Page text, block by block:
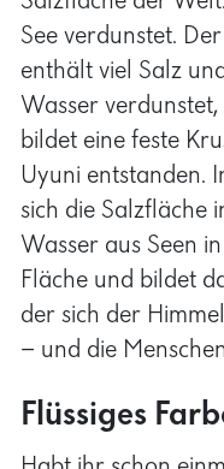
enthält viel Salz
Wasser
bildet eine feste
Uyuni entstanden.
sich die Salzfläche
Wasser aus Seen
Fläche und bildet
der sich der
– und die
Flüssiges
Habt ihr schon
gesehen? Der